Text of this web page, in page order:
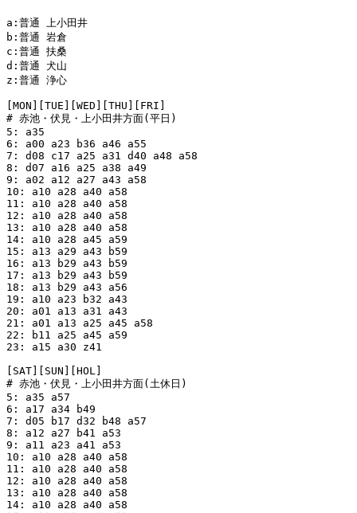
a:普通 上小田井
b:普通 岩倉
c:普通 扶桑
d:普通 犬山
z:普通 浄心
[MON][TUE][WED][THU][FRI]
# 赤池・伏見・上小田井方面(平日)
5: a35
6: a00 a23 b36 a46 a55
7: d08 c17 a25 a31 d40 a48 a58
8: d07 a16 a25 a38 a49
9: a02 a12 a27 a43 a58
10: a10 a28 a40 a58
11: a10 a28 a40 a58
12: a10 a28 a40 a58
13: a10 a28 a40 a58
14: a10 a28 a45 a59
15: a13 a29 a43 b59
16: a13 b29 a43 b59
17: a13 b29 a43 b59
18: a13 b29 a43 a56
19: a10 a23 b32 a43
20: a01 a13 a31 a43
21: a01 a13 a25 a45 a58
22: b11 a25 a45 a59
23: a15 a30 z41
[SAT][SUN][HOL]
# 赤池・伏見・上小田井方面(土休日)
5: a35 a57
6: a17 a34 b49
7: d05 b17 d32 b48 a57
8: a12 a27 b41 a53
9: a11 a23 a41 a53
10: a10 a28 a40 a58
11: a10 a28 a40 a58
12: a10 a28 a40 a58
13: a10 a28 a40 a58
14: a10 a28 a40 a58